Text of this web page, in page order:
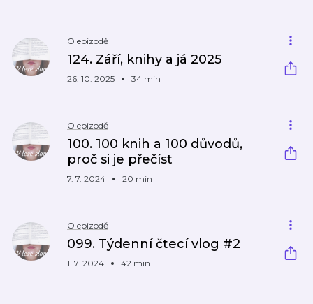
O epizodě
124. Září, knihy a já 2025
26. 10. 2025 34 min
O epizodě
100. 100 knih a 100 důvodů,
proč si je přečíst
7. 7. 2024 20 min
O epizodě
099. Týdenní čtecí vlog #2
1. 7. 2024 42 min